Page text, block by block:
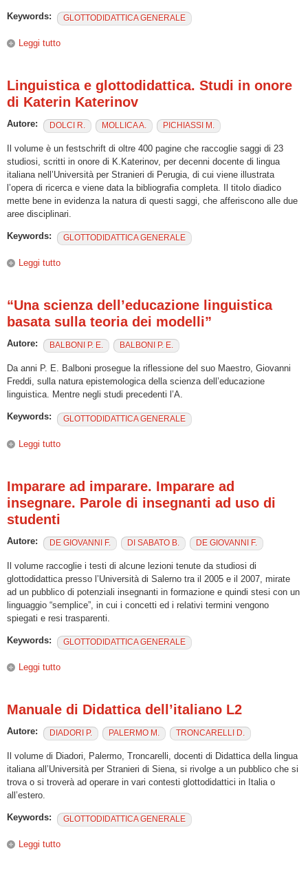
Keywords: GLOTTODIDATTICA GENERALE
Leggi tutto
Linguistica e glottodidattica. Studi in onore
di Katerin Katerinov
Autore: DOLCI R. MOLLICA A. PICHIASSI M.
Il volume è un festschrift di oltre 400 pagine che raccoglie saggi di 23
studiosi, scritti in onore di K.Katerinov, per decenni docente di lingua
italiana nell’Università per Stranieri di Perugia, di cui viene illustrata
l’opera di ricerca e viene data la bibliografia completa. Il titolo diadico
mette bene in evidenza la natura di questi saggi, che afferiscono alle due
aree disciplinari.
Keywords: GLOTTODIDATTICA GENERALE
Leggi tutto
“Una scienza dell’educazione linguistica
basata sulla teoria dei modelli”
Autore: BALBONI P. E. BALBONI P. E.
Da anni P. E. Balboni prosegue la riflessione del suo Maestro, Giovanni
Freddi, sulla natura epistemologica della scienza dell’educazione
linguistica. Mentre negli studi precedenti l’A.
Keywords: GLOTTODIDATTICA GENERALE
Leggi tutto
Imparare ad imparare. Imparare ad
insegnare. Parole di insegnanti ad uso di
studenti
Autore: DE GIOVANNI F. DI SABATO B. DE GIOVANNI F.
Il volume raccoglie i testi di alcune lezioni tenute da studiosi di
glottodidattica presso l’Università di Salerno tra il 2005 e il 2007, mirate
ad un pubblico di potenziali insegnanti in formazione e quindi stesi con un
linguaggio “semplice”, in cui i concetti ed i relativi termini vengono
spiegati e resi trasparenti.
Keywords: GLOTTODIDATTICA GENERALE
Leggi tutto
Manuale di Didattica dell’italiano L2
Autore: DIADORI P. PALERMO M. TRONCARELLI D.
Il volume di Diadori, Palermo, Troncarelli, docenti di Didattica della lingua
italiana all’Università per Stranieri di Siena, si rivolge a un pubblico che si
trova o si troverà ad operare in vari contesti glottodidattici in Italia o
all’estero.
Keywords: GLOTTODIDATTICA GENERALE
Leggi tutto